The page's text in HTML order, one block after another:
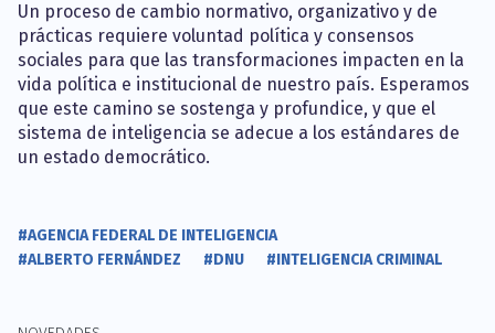
Un proceso de cambio normativo, organizativo y de
prácticas requiere voluntad política y consensos
sociales para que las transformaciones impacten en la
vida política e institucional de nuestro país. Esperamos
que este camino se sostenga y profundice, y que el
sistema de inteligencia se adecue a los estándares de
un estado democrático.
#AGENCIA FEDERAL DE INTELIGENCIA
#ALBERTO FERNÁNDEZ
#DNU #INTELIGENCIA CRIMINAL